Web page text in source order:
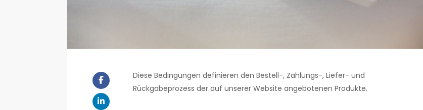
Diese Bedingungen definieren den Bestell-, Zahlungs-, Liefer- und
Rückgabeprozess der auf unserer Website angebotenen Produkte.